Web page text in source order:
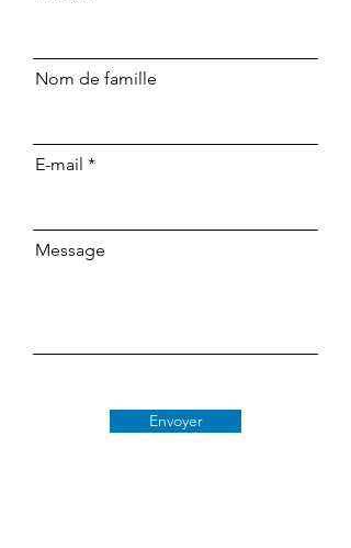
Nom de famille
E-mail
Message
Envoyer